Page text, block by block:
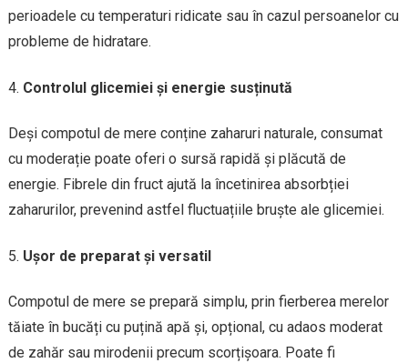
perioadele cu temperaturi ridicate sau în cazul persoanelor cu
probleme de hidratare.
Controlul glicemiei și energie susținută
Deși compotul de mere conține zaharuri naturale, consumat
cu moderație poate oferi o sursă rapidă și plăcută de
energie. Fibrele din fruct ajută la încetinirea absorbției
zaharurilor, prevenind astfel fluctuațiile bruște ale glicemiei.
Ușor de preparat și versatil
Compotul de mere se prepară simplu, prin fierberea merelor
tăiate în bucăți cu puțină apă și, opțional, cu adaos moderat
de zahăr sau mirodenii precum scorțișoara. Poate fi